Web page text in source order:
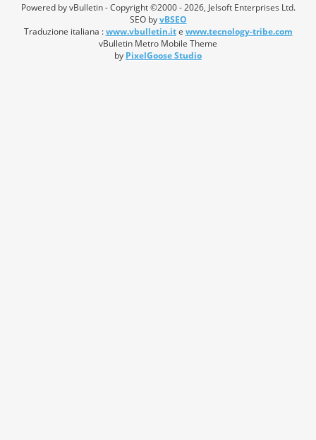
Powered by vBulletin - Copyright ©2000 - 2026, Jelsoft Enterprises Ltd.
SEO byvBSEO
Traduzione italiana :www.vbulletin.ite www.tecnology-tribe.com
vBulletin Metro Mobile Theme
by PixelGoose Studio